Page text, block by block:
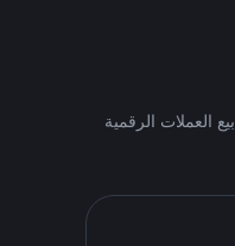
بيع العملات الرقمية